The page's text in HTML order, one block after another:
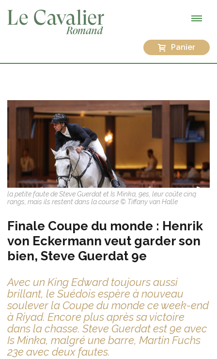
Panier
la petite faute de Steve Guerdat et Is Minka, 9es, leur coûte cinq
rangs, mais ils restent dans la course © Tiffany van Halle
Finale Coupe du monde : Henrik
von Eckermann veut garder son
bien, Steve Guerdat 9e
Avec un King Edward toujours aussi
brillant, le Suédois espère à nouveau
soulever la Coupe du monde ce week-end
à Riyad. Encore plus après sa victoire
dans la chasse. Steve Guerdat est 9e avec
Is Minka, malgré une barre, Martin Fuchs
23e avec deux fautes.